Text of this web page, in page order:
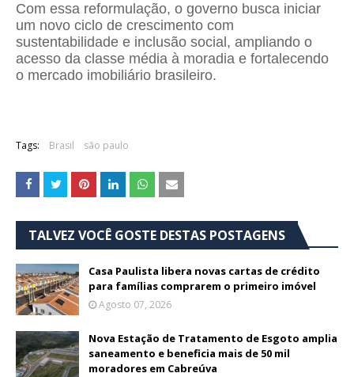
Com essa reformulação, o governo busca iniciar
um novo ciclo de crescimento com
sustentabilidade e inclusão social, ampliando o
acesso da classe média à moradia e fortalecendo
o mercado imobiliário brasileiro.
Tags: Brasil são paulo
TALVEZ VOCÊ GOSTE DESTAS POSTAGENS
Casa Paulista libera novas cartas de crédito
para famílias comprarem o primeiro imóvel
Agosto 07, 2026
Nova Estação de Tratamento de Esgoto amplia
saneamento e beneficia mais de 50 mil
moradores em Cabreúva